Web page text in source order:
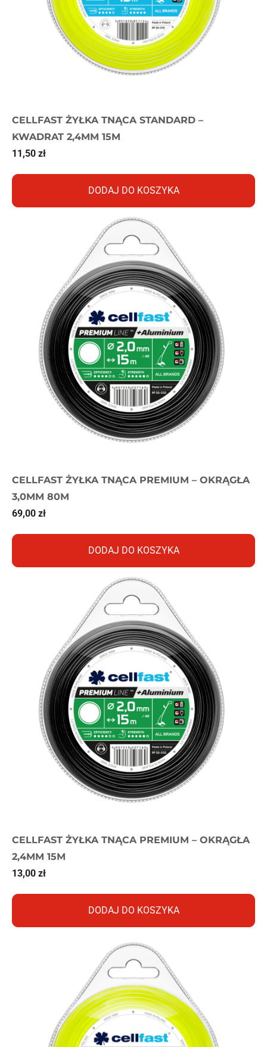
CELLFAST ŻYŁKA TNĄCA STANDARD –
KWADRAT 2,4MM 15M
11,50 zł
DODAJ DO KOSZYKA
CELLFAST ŻYŁKA TNĄCA PREMIUM – OKRĄGŁA
3,0MM 80M
69,00 zł
DODAJ DO KOSZYKA
CELLFAST ŻYŁKA TNĄCA PREMIUM – OKRĄGŁA
2,4MM 15M
13,00 zł
DODAJ DO KOSZYKA